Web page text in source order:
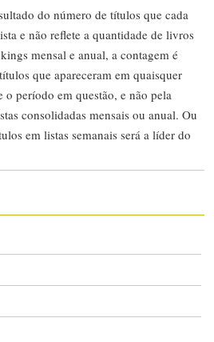
do número de títulos que cada
e não reflete a quantidade de livros
mensal e anual, a contagem é
que apareceram em quaisquer
o período em questão, e não pela
consolidadas mensais ou anual. Ou
em listas semanais será a líder do